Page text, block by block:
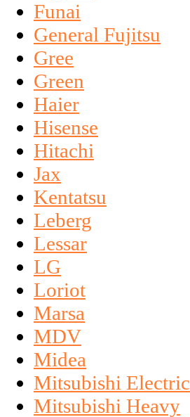
Funai
General Fujitsu
Gree
Green
Haier
Hisense
Hitachi
Jax
Kentatsu
Leberg
Lessar
LG
Loriot
Marsa
MDV
Midea
Mitsubishi Electric
Mitsubishi Heavy